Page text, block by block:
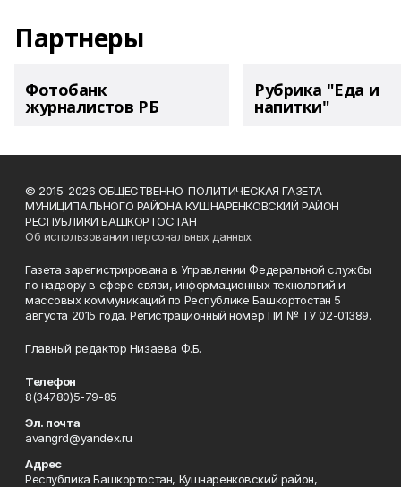
Партнеры
Фотобанк
журналистов РБ
Рубрика "Еда и
напитки"
© 2015-2026 ОБЩЕСТВЕННО-ПОЛИТИЧЕСКАЯ ГАЗЕТА
МУНИЦИПАЛЬНОГО РАЙОНА КУШНАРЕНКОВСКИЙ РАЙОН
РЕСПУБЛИКИ БАШКОРТОСТАН
Об использовании персональных данных
Газета зарегистрирована в Управлении Федеральной службы
по надзору в сфере связи, информационных технологий и
массовых коммуникаций по Республике Башкортостан 5
августа 2015 года. Регистрационный номер ПИ № ТУ 02-01389.
Главный редактор Низаева Ф.Б.
Телефон
8(34780)5-79-85
Эл. почта
avangrd@yandex.ru
Адрес
Республика Башкортостан, Кушнаренковский район,